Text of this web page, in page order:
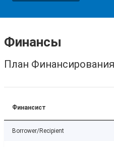
Финансы
План
Финансист
Borrower/Recipient